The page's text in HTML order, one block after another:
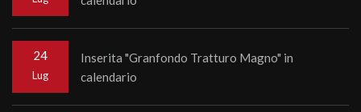
24
Lug
Inserita "Granfondo Tratturo Magno" in
calendario